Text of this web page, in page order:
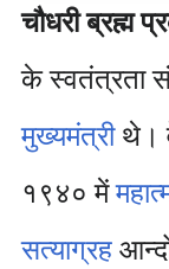
चौधरी ब्रह्म
के स्वतंत्रता
मुख्यमंत्रीथे।
१९४० में
सत्याग्रह